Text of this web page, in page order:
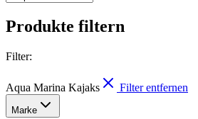
Produkte filtern
Filter:
Aqua Marina Kajaks Filter entfernen
Marke